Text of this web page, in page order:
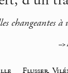
–>
Flusser,